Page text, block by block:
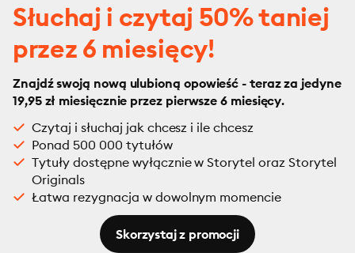
Słuchaj i czytaj 50% taniej
przez 6 miesięcy!
Znajdź swoją nową ulubioną opowieść - teraz za jedyne
19,95 zł miesięcznie przez pierwsze 6 miesięcy.
Czytaj i słuchaj jak chcesz i ile chcesz
Ponad 500 000 tytułów
Tytuły dostępne wyłącznie w Storytel oraz Storytel
Originals
Łatwa rezygnacja w dowolnym momencie
Skorzystaj z promocji